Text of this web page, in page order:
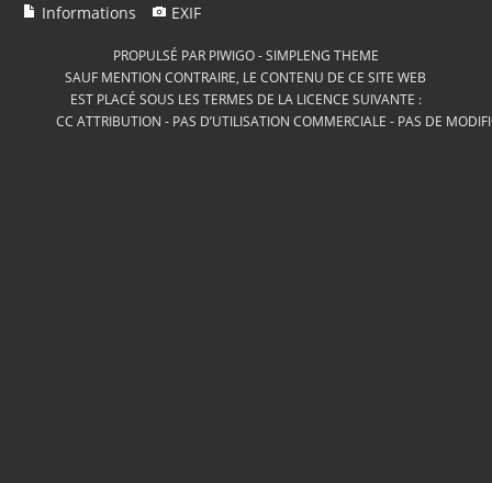
Informations EXIF
PROPULSÉ PAR PIWIGO-SIMPLENG THEME
SAUF MENTION CONTRAIRE, LE CONTENU DE CE SITE WEB
EST PLACÉ SOUS LES TERMES DE LA LICENCE SUIVANTE :
CC ATTRIBUTION - PAS D’UTILISATION COMMERCIALE - PAS DE